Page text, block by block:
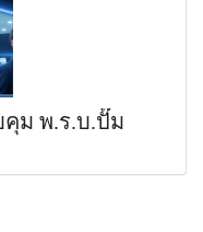
ม พ.ร.บ.ปั๊ม